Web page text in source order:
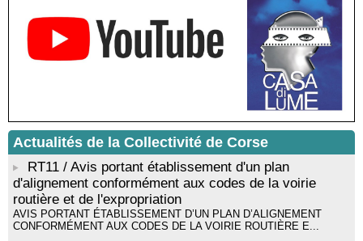
Rencontre / dédicace avec Lucrèce Luciani autour de son
livre « La ballade du pendu du Niolu» - Mediateca territuriale di
Santa Lucia di Tallà
Mise en musique d’un livre jeunesse par Annik Meschinet,
musicienne pédagogue : Ateliers d’expression sonore, vocale,
rythmique et corporelle - Mediateca territuriale di Santa Lucia di
! Événement reporté ! Cycle de conférences peinture animé
par Alexandre Dominati - Mediateca territuriale di Santa Lucia di
Tallà
Actualités de la Collectivité de Corse
RT11 / Avis portant établissement d'un plan
d'alignement conformément aux codes de la voirie
routière et de l'expropriation
AVIS PORTANT ÉTABLISSEMENT D’UN PLAN D’ALIGNEMENT
CONFORMÉMENT AUX CODES DE LA VOIRIE ROUTIÈRE E...